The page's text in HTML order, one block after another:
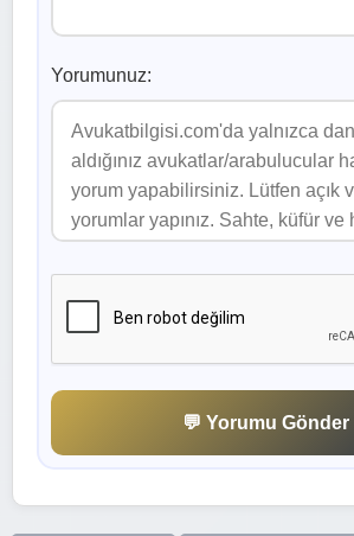
Yorumunuz:
💬 Yorumu Gönder